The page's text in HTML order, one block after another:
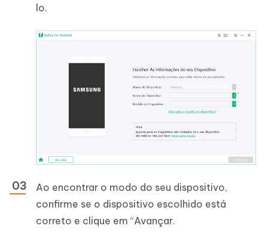
lo.
Ao encontrar o modo do seu dispositivo,
confirme se o dispositivo escolhido está
correto e clique em “Avançar.